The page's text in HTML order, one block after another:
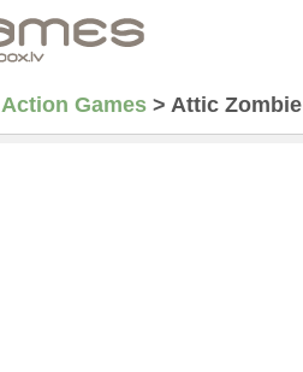
Action Games > Attic Zombie